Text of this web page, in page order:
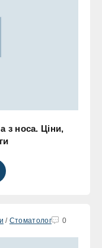
з носа. Ціни,
/ Стоматолог 0